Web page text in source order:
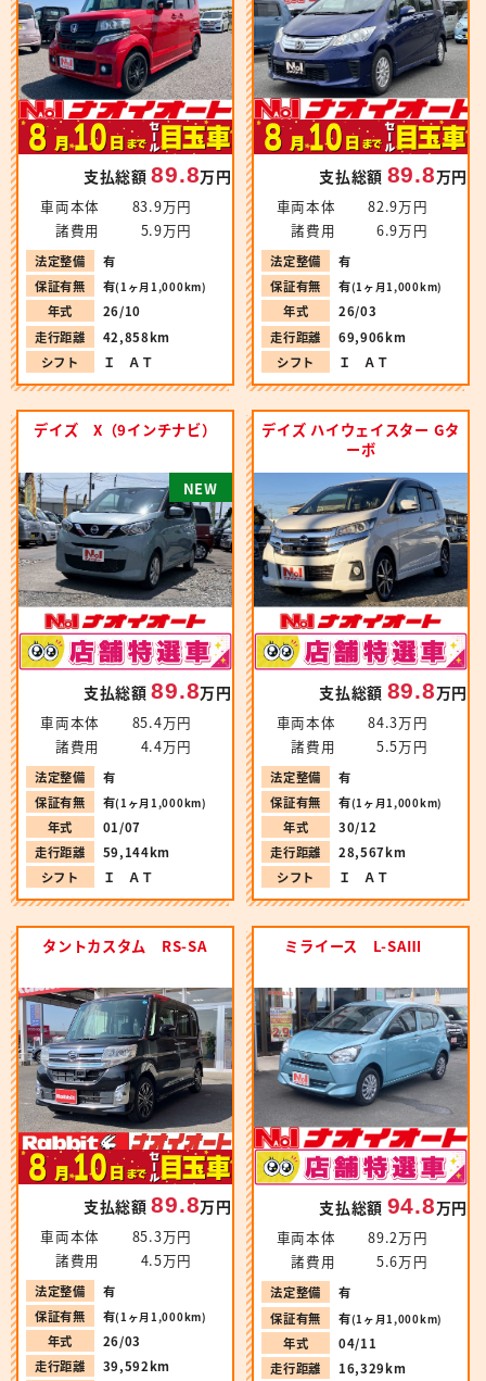
支払総額89.8万円
車両本体
83.9万円
諸費用
5.9万円
法定整備
有
保証有無
有(1ヶ月1,000km)
年式
26/10
走行距離
42,858km
シフト
Ｉ ＡＴ
支払総額 89.8万円
車両本体
82.9万円
諸費用
6.9万円
法定整備
有
保証有無
有(1ヶ月1,000km)
年式
26/03
走行距離
69,906km
シフト
Ｉ ＡＴ
デイズ X（9インチナビ）
N E W
支払総額89.8万円
車両本体
85.4万円
諸費用
4.4万円
法定整備
有
保証有無
有(1ヶ月1,000km)
年式
01/07
走行距離
59,144km
シフト
Ｉ ＡＴ
デイズ ハイウェイスター Gタ
ーボ
支払総額 89.8万円
車両本体
84.3万円
諸費用
5.5万円
法定整備
有
保証有無
有(1ヶ月1,000km)
年式
30/12
走行距離
28,567km
シフト
Ｉ ＡＴ
タントカスタム RS-SA
支払総額89.8万円
車両本体
85.3万円
諸費用
4.5万円
法定整備
有
保証有無
有(1ヶ月1,000km)
年式
26/03
走行距離
39,592km
ミライース L-SAⅢ
支払総額 94.8万円
車両本体
89.2万円
諸費用
5.6万円
法定整備
有
保証有無
有(1ヶ月1,000km)
年式
04/11
走行距離
16,329km